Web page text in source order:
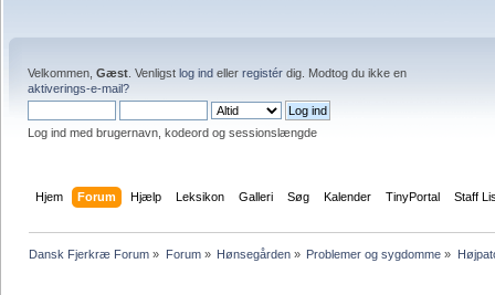
Velkommen, Gæst . Venligst log ind eller registér dig. Modtog du ikke en
aktiverings-e-mail?
Log ind med brugernavn, kodeord og sessionslængde
Hjem Forum Hjælp Leksikon Galleri Søg Kalender TinyPortal Staff
Dansk Fjerkræ Forum » Forum» Hønsegården» Problemer og sygdomme »